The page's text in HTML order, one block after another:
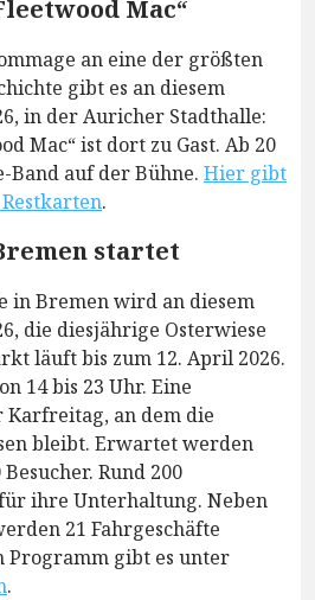
Mac“
an eine der größten
gibt es an diesem
in der Auricher Stadthalle:
Mac“ ist dort zu Gast. Ab 20
auf der Bühne. Hier gibt
.
startet
in Bremen wird an diesem
die diesjährige Osterwiese
läuft bis zum 12. April 2026.
14 bis 23 Uhr. Eine
Karfreitag, an dem die
bleibt. Erwartet werden
Rund 200
ihre Unterhaltung. Neben
21 Fahrgeschäfte
Programm gibt es unter
.